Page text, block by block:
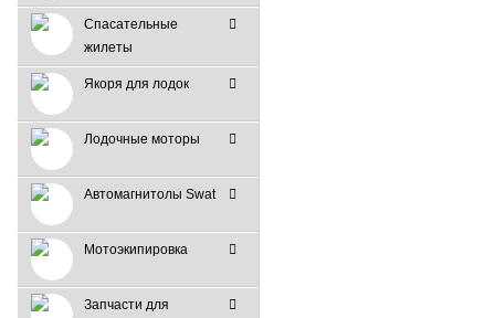
Спасательные
жилеты
Якоря для лодок
Лодочные моторы
Автомагнитолы Swat
Мотоэкипировка
Запчасти для